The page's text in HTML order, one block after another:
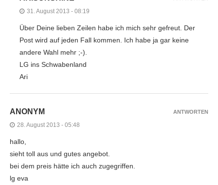
31. August 2013 - 08:19
Über Deine lieben Zeilen habe ich mich sehr gefreut. Der
Post wird auf jeden Fall kommen. Ich habe ja gar keine
andere Wahl mehr ;-).
LG ins Schwabenland
Ari
ANONYM
28. August 2013 - 05:48
hallo,
sieht toll aus und gutes angebot.
bei dem preis hätte ich auch zugegriffen.
lg eva
ANTWORTEN